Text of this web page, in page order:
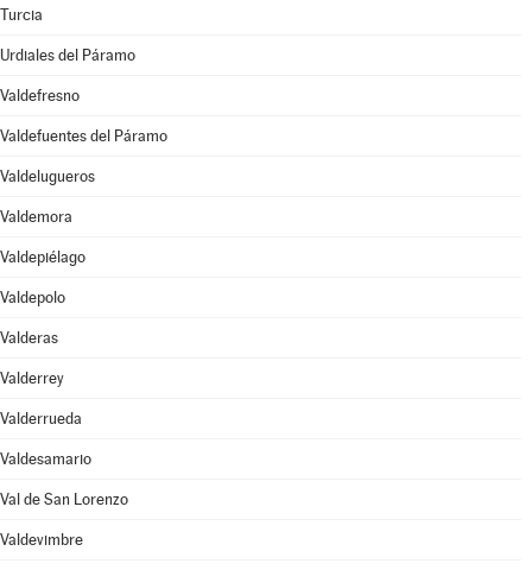
Turcia
Urdiales del Páramo
Valdefresno
Valdefuentes del Páramo
Valdelugueros
Valdemora
Valdepiélago
Valdepolo
Valderas
Valderrey
Valderrueda
Valdesamario
Val de San Lorenzo
Valdevimbre